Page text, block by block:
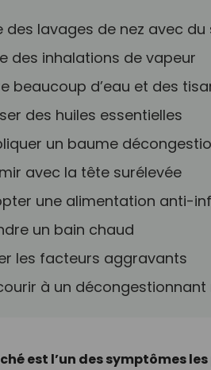
des lavages de nez avec
des inhalations de vapeur
beaucoup d’eau et des
des huiles essentielles
un baume
avec la tête surélevée
une alimentation anti-
un bain chaud
les facteurs aggravants
à un
est l’un des symptômes